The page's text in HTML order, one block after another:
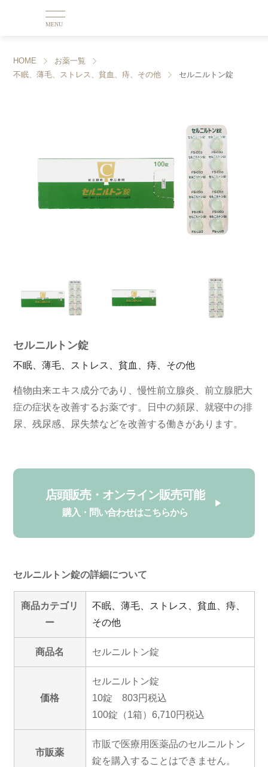
MENU
HOME
お薬一覧
不眠、薄毛、ストレス、貧血、痔、その他
セルニルトン錠
セルニルトン錠
不眠、薄毛、ストレス、貧血、痔、その他
植物由来エキス成分であり、慢性前立腺炎、前立腺肥大
症の症状を改善するお薬です。日中の頻尿、就寝中の排
尿、残尿感、尿失禁などを改善する働きがあります。
店頭販売・オンライン販売可能
購入・問い合わせはこちらから
セルニルトン錠の詳細について
商品カテゴリ
ー
不眠、薄毛、ストレス、貧血、痔、
その他
商品名 セルニルトン錠
価格
セルニルトン錠
10錠 803円税込
100錠（1箱）6,710円税込
市販薬
市販で医療用医薬品のセルニルトン
錠を購入することはできません。